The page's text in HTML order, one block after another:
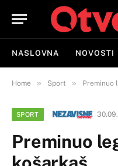
NASLOVNA NOVOSTI
Home » Sport » Preminuo
SPORT
Preminuo